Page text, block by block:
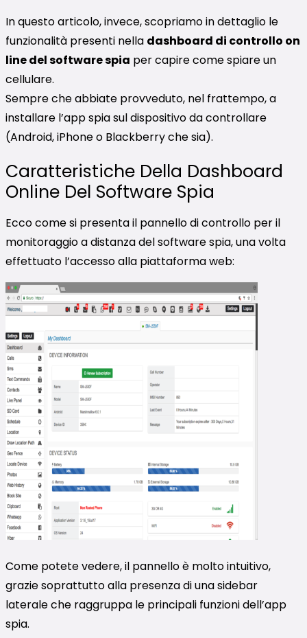
In questo articolo, invece, scopriamo in dettaglio le
funzionalità presenti nella dashboard di controllo on
line del software spia per capire come spiare un
cellulare.
Sempre che abbiate provveduto, nel frattempo, a
installare l’app spia sul dispositivo da controllare
(Android, iPhone o Blackberry che sia).
Caratteristiche Della Dashboard
Online Del Software Spia
Ecco come si presenta il pannello di controllo per il
monitoraggio a distanza del software spia, una volta
effettuato l’accesso alla piattaforma web:
Come potete vedere, il pannello è molto intuitivo,
grazie soprattutto alla presenza di una sidebar
laterale che raggruppa le principali funzioni dell’app
spia.